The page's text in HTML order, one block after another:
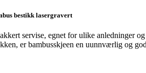
bestikk lasergravert
servise, egnet for ulike anledninger
er bambusskjeen en uunnværlig og